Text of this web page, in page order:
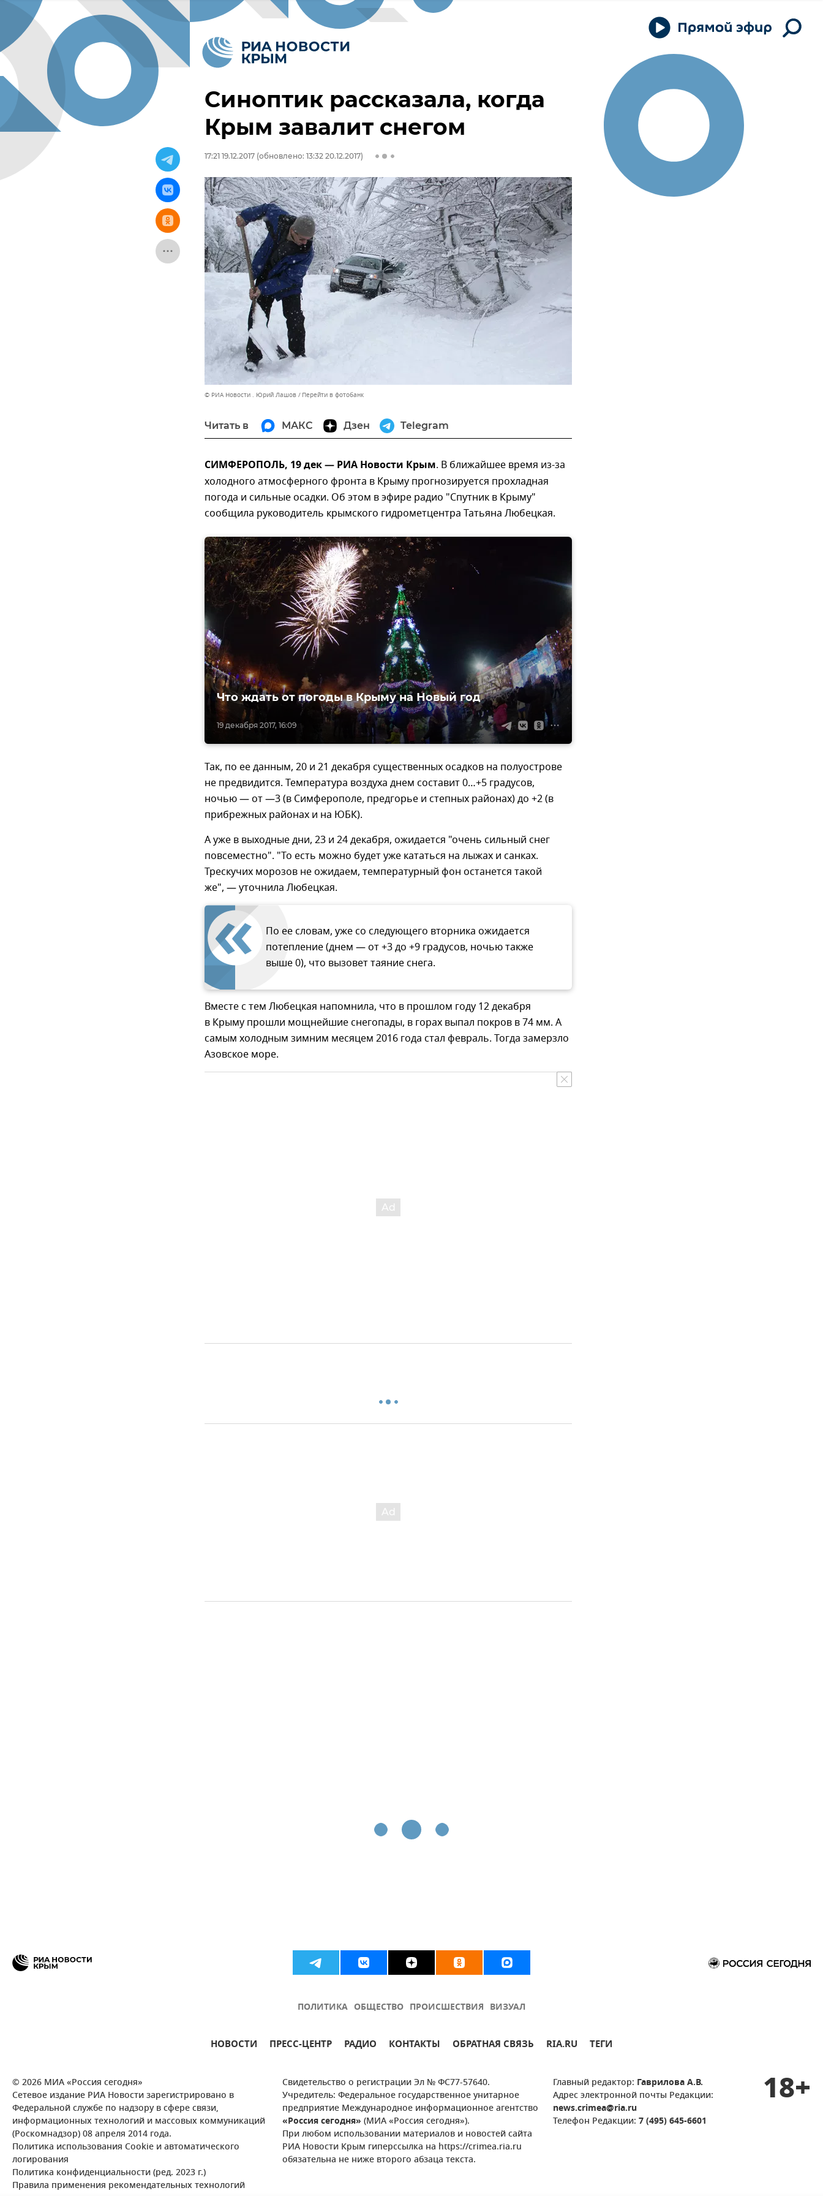
Синоптик рассказала, когда
Крым завалит снегом
17:21 19.12.2017 (обновлено: 13:32 20.12.2017)
© РИА Новости . Юрий Лашов Перейти в фотобанк
Читать в МАКС Дзен Telegram
СИМФЕРОПОЛЬ, 19 дек — РИА Новости Крым. В ближайшее время из-за
холодного атмосферного фронта в Крыму прогнозируется прохладная
погода и сильные осадки. Об этом в эфире радио "Спутник в Крыму"
сообщила руководитель крымского гидрометцентра Татьяна Любецкая.
19 декабря 2017, 16:09
Что ждать от погоды в Крыму на Новый год
Так, по ее данным, 20 и 21 декабря существенных осадков на полуострове
не предвидится. Температура воздуха днем составит 0…+5 градусов,
ночью — от —3 (в Симферополе, предгорье и степных районах) до +2 (в
прибрежных районах и на ЮБК).
А уже в выходные дни, 23 и 24 декабря, ожидается "очень сильный снег
повсеместно". "То есть можно будет уже кататься на лыжах и санках.
Трескучих морозов не ожидаем, температурный фон останется такой
же", — уточнила Любецкая.
По ее словам, уже со следующего вторника ожидается
потепление (днем — от +3 до +9 градусов, ночью также
выше 0), что вызовет таяние снега.
Вместе с тем Любецкая напомнила, что в прошлом году 12 декабря
в Крыму прошли мощнейшие снегопады, в горах выпал покров в 74 мм. А
самым холодным зимним месяцем 2016 года стал февраль. Тогда замерзло
Азовское море.
ПОЛИТИКА ОБЩЕСТВО ПРОИСШЕСТВИЯ ВИЗУАЛ
НОВОСТИ ПРЕСС-ЦЕНТР РАДИО КОНТАКТЫ ОБРАТНАЯ СВЯЗЬ RIA.RU ТЕГИ
© 2026 МИА «Россия сегодня»
Сетевое издание РИА Новости зарегистрировано в
Федеральной службе по надзору в сфере связи,
информационных технологий и массовых коммуникаций
(Роскомнадзор) 08 апреля 2014 года.
Политика использования Cookie и автоматического
логирования
Политика конфиденциальности (ред. 2023 г.)
Правила применения рекомендательных технологий
Свидетельство о регистрации Эл № ФС77-57640.
Учредитель: Федеральное государственное унитарное
предприятие Международное информационное агентство
«Россия сегодня» (МИА «Россия сегодня»).
При любом использовании материалов и новостей сайта
РИА Новости Крым гиперссылка на https://crimea.ria.ru
обязательна не ниже второго абзаца текста.
Главный редактор: Гаврилова А.В.
Адрес электронной почты Редакции:
news.crimea@ria.ru
Телефон Редакции: 7 (495) 645-6601
18+